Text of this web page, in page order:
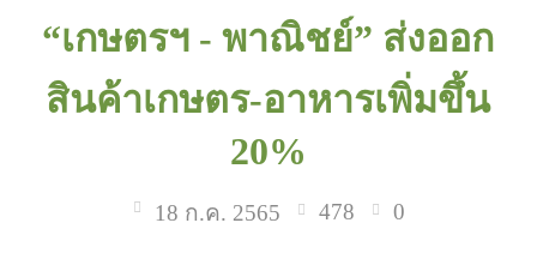
“เกษตรฯ - พาณิชย์” ส่งออก
สินค้าเกษตร-อาหารเพิ่มขึ้น
20%
18 ก.ค. 2565 478 0